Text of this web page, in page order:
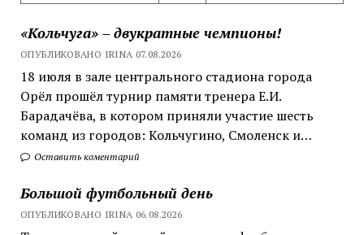
«Кольчуга» – двукратные чемпионы!
ОПУБЛИКОВАНО IRINA 07.08.2026
18 июля в зале центрального стадиона города
Орёл прошёл турнир памяти тренера Е.И.
Барадачёва, в котором приняли участие шесть
команд из городов: Кольчугино, Смоленск и…
Оставить коментарий
Большой футбольный день
ОПУБЛИКОВАНО IRINA 06.08.2026